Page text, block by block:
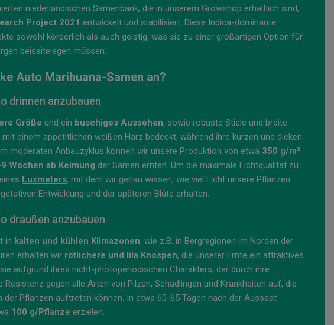
niederländischen Samenbank, die in unserem Growshop erhältlich sind,
Project 2021 entwickelt und stabilisiert. Diese Indica-dominante
sowohl körperlich als auch geistig, was sie zu einer großartigen Option für
beiseitelegen müssen.
Auto Marihuana-Samen an?
drinnen anzubauen
Größe und ein buschiges Aussehen, sowie robuste Stiele und breite
einem appetitlichen weißen Harz bedeckt, während ihre kurzen und dicken
moderaten Anbauzyklus können wir unsere Produktion von etwa 350 g/m²
Wochen ab Keimung der Samen ernten. Um die maximale Lichtqualität zu
Luxmeters, mit dem wir genau wissen, wie viel Licht unsere Pflanzen
Entwicklung und der späteren Blüte erhalten.
draußen anzubauen
in kalten und kühlen Klimazonen, wie z.B. in Bergregionen im Norden der
erhalten wir rötlichere und lila Knospen, die unserer Ernte ein attraktives
aufgrund ihres nicht-photoperiodischen Charakters, der durch ihre
gegen alle Arten von Pilzen, Schädlingen und Krankheiten auf, die
der Pflanzen auftreten können. In etwa 60-65 Tagen nach der Aussaat
100 g/Pflanze erzielen.